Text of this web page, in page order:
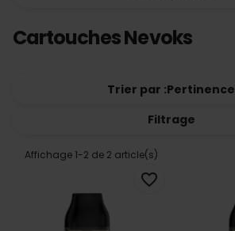
Cartouches Nevoks
Trier par :Pertinence
Filtrage
Affichage 1-2 de 2 article(s)
favorite_border